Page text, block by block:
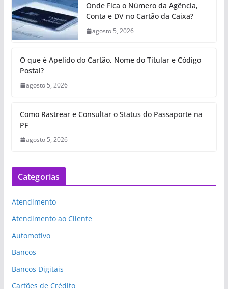
Onde Fica o Número da Agência,
Conta e DV no Cartão da Caixa?
agosto 5, 2026
O que é Apelido do Cartão, Nome do Titular e Código
Postal?
agosto 5, 2026
Como Rastrear e Consultar o Status do Passaporte na
PF
agosto 5, 2026
Categorias
Atendimento
Atendimento ao Cliente
Automotivo
Bancos
Bancos Digitais
Cartões de Crédito